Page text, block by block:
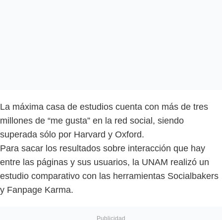
La máxima casa de estudios cuenta con más de tres
millones de “me gusta” en la red social, siendo
superada sólo por Harvard y Oxford.
Para sacar los resultados sobre interacción que hay
entre las páginas y sus usuarios, la UNAM realizó un
estudio comparativo con las herramientas Socialbakers
y Fanpage Karma.